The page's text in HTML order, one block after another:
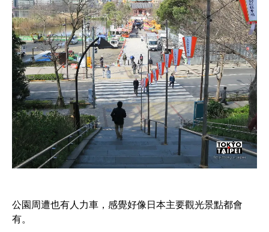
公園周遭也有人力車，感覺好像日本主要觀光景點都會
有。